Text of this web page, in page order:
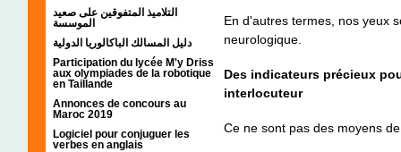
التلاميذ المتفوقين على صعيد
الموسسة
دليل المسالك الباكالوريا الدولية
Participation du lycée M'y Driss
aux olympiades de la robotique
en Taillande
Annonces de concours au
Maroc 2019
Logiciel pour conjuguer les
verbes en anglais
En d'autres termes, nos yeux
neurologique.
Des indicateurs précieux
interlocuteur
Ce ne sont pas des moyens